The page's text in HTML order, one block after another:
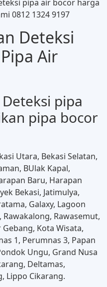
pipa air bocor harga
0812 1324 9197
Deteksi
Air
Deteksi pipa
pipa bocor
Utara, Bekasi Selatan,
BUlak Kapal,
Baru, Harapan
Bekasi, Jatimulya,
Galaxy, Lagoon
Rawakalong, Rawasemut,
Kota Wisata,
1, Perumnas 3, Papan
Ungu, Grand Nusa
Deltamas,
Lippo Cikarang.